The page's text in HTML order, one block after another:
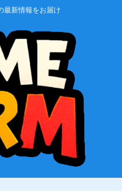
最新情報をお届け